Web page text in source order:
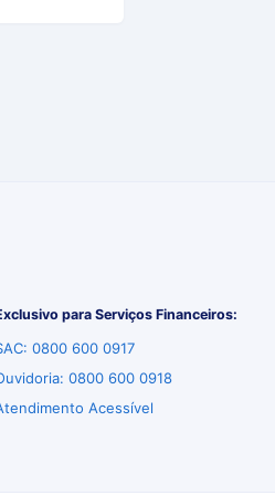
para Serviços Financeiros:
0800 600 0917
0800 600 0918
Acessível